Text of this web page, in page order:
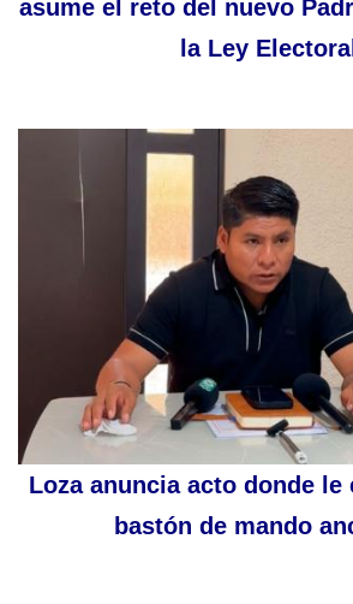
asume el reto del nuevo
la Ley Electoral
Loza anuncia acto donde le
bastón de mando